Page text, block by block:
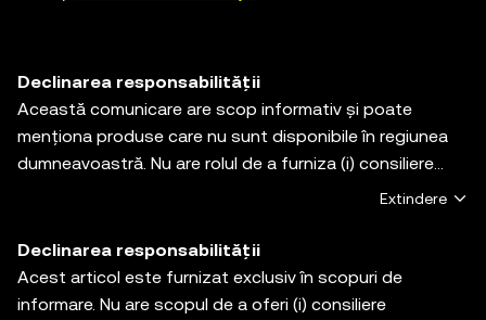
Declinarea responsabilității
Această comunicare are scop informativ și poate
menționa produse care nu sunt disponibile în regiunea
dumneavoastră. Nu are rolul de a furniza (i) consiliere
investițională sau o recomandare de investiție; (ii)nu
sau deținere de active digitale, și (iii) nu reprezintă
consultanță financiară, contabilă, juridică, sau fiscală.
Deținerile de active digitale, inclusiv criptomonedele
Extindere
Declinarea responsabilității
Acest articol este furnizat exclusiv în scopuri de
informare. Nu are scopul de a oferi (i) consiliere